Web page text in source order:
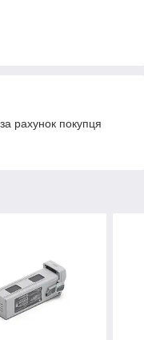
рахунок покупця